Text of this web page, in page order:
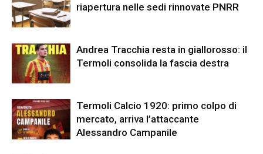
riapertura nelle sedi rinnovate PNRR
Andrea Tracchia resta in giallorosso: il
Termoli consolida la fascia destra
Termoli Calcio 1920: primo colpo di
mercato, arriva l’attaccante
Alessandro Campanile